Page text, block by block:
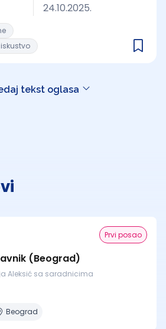
24.10.2025.
tekst oglasa
Prvi posao
(Beograd)
Aleksić sa saradnicima
Beograd